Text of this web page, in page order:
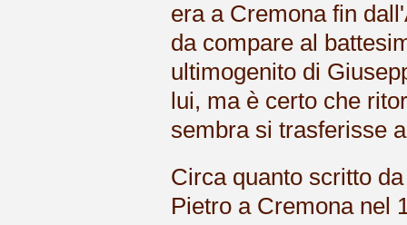
era a Cremona fin
da compare al
ultimogenito di
lui, ma è certo che
sembra si trasferisse
Circa quanto scritto
Pietro a Cremona nel